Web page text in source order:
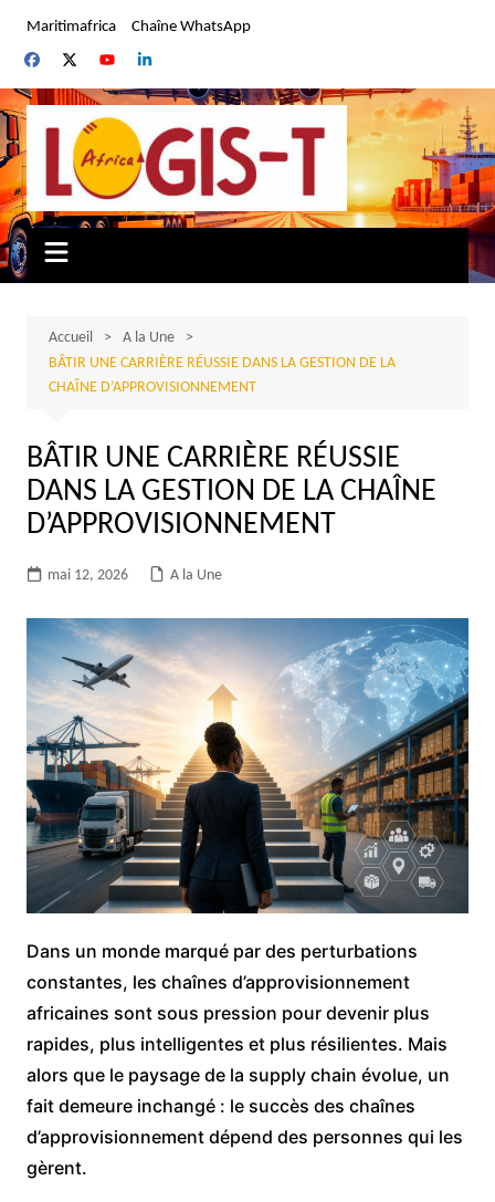
contenu
Maritimafrica Chaîne WhatsApp
Accueil
A la Une
BÂTIR UNE CARRIÈRE RÉUSSIE DANS LA GESTION DE LA
CHAÎNE D’APPROVISIONNEMENT
BÂTIR UNE CARRIÈRE RÉUSSIE
DANS LA GESTION DE LA CHAÎNE
D’APPROVISIONNEMENT
mai 12, 2026 A la Une
Dans un monde marqué par des perturbations
constantes, les chaînes d’approvisionnement
africaines sont sous pression pour devenir plus
rapides, plus intelligentes et plus résilientes. Mais
alors que le paysage de la supply chain évolue, un
fait demeure inchangé : le succès des chaînes
d’approvisionnement dépend des personnes qui les
gèrent.